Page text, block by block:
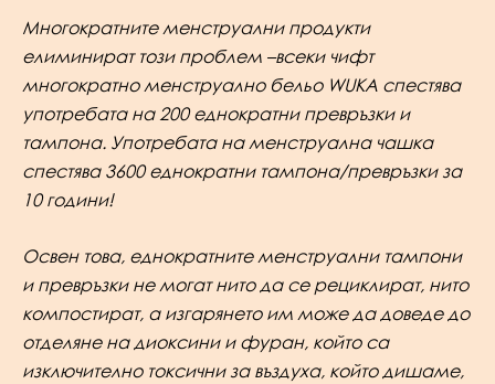
Многократните менструални продукти
елиминират този проблем –всеки чифт
многократно менструално бельо WUKA спестява
употребата на 200 еднократни превръзки и
тампона. Употребата на менструална чашка
спестява 3600 еднократни тампона/превръзки за
10 години!
Освен това, еднократните менструални тампони
и превръзки не могат нито да се рециклират, нито
компостират, а изгарянето им може да доведе до
отделяне на диоксини и фуран, който са
изключително токсични за въздуха, който дишаме,